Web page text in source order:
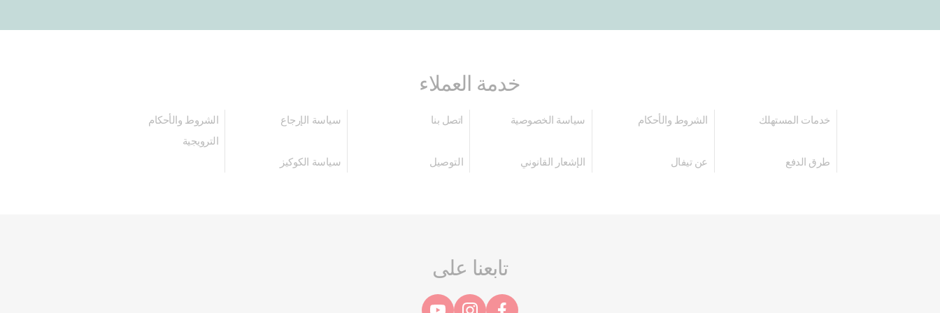
خدمة العملاء
خدمات المستهلك الشروط والأحكام سياسة الخصوصية اتصل بنا سياسة الإرجاع
الشروط والأحكام
الترويجية
طرق الدفع
عن تيفال الإشعار القانوني التوصيل سياسة الكوكيز
تابعنا على